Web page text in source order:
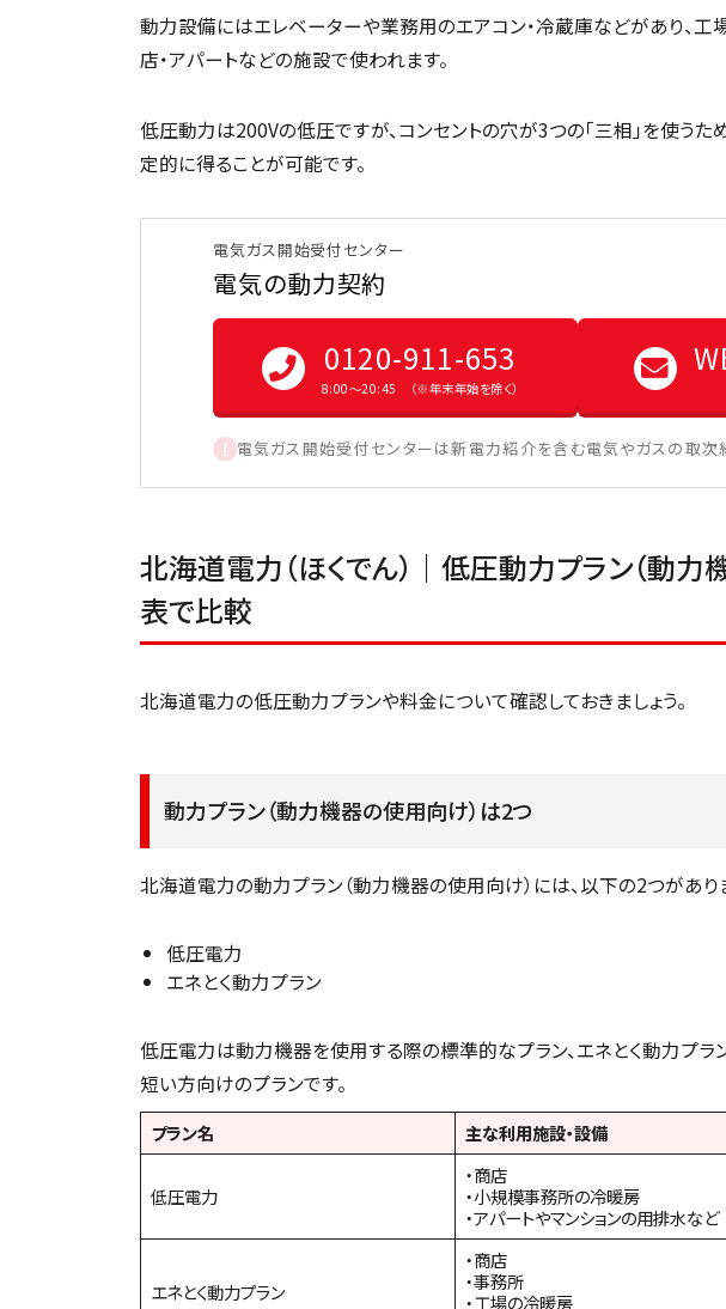
動力設備にはエレベーターや業務用のエアコン・冷蔵庫などがあり、工
店・アパートなどの施設で使われます。
低圧動力は200Vの低圧ですが、コンセントの穴が3つの「三相」を使う
定的に得ることが可能です。
電気ガス開始受付センター
電気の動力契約
0120-911-653
8:00〜20:45 （※年末年始を除く）
電気ガス開始受付センターは新電力紹介を含む電気やガスの取次
北海道電力（ほくでん）｜低圧動力プラン（動
表で比較
北海道電力の低圧動力プランや料金について確認しておきましょう。
動力プラン（動力機器の使用向け）は2つ
北海道電力の動力プラン（動力機器の使用向け）には、以下の2つがあり
低圧電力
エネとく動力プラン
低圧電力は動力機器を使用する際の標準的なプラン、エネとく動力プ
短い方向けのプランです。
プラン名 主な利用施設・設備
低圧電力
・商店
・小規模事務所の冷暖房
・アパートやマンションの用排水など
エネとく動力プラン
・商店
・事務所
・工場の冷暖房